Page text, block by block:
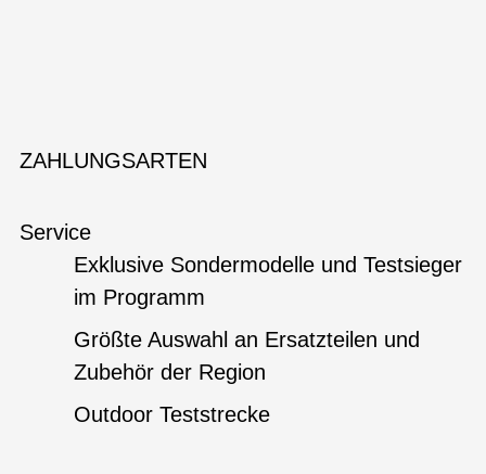
ZAHLUNGSARTEN
Service
Exklusive Sondermodelle und Testsieger
im Programm
Größte Auswahl an Ersatzteilen und
Zubehör der Region
Outdoor Teststrecke